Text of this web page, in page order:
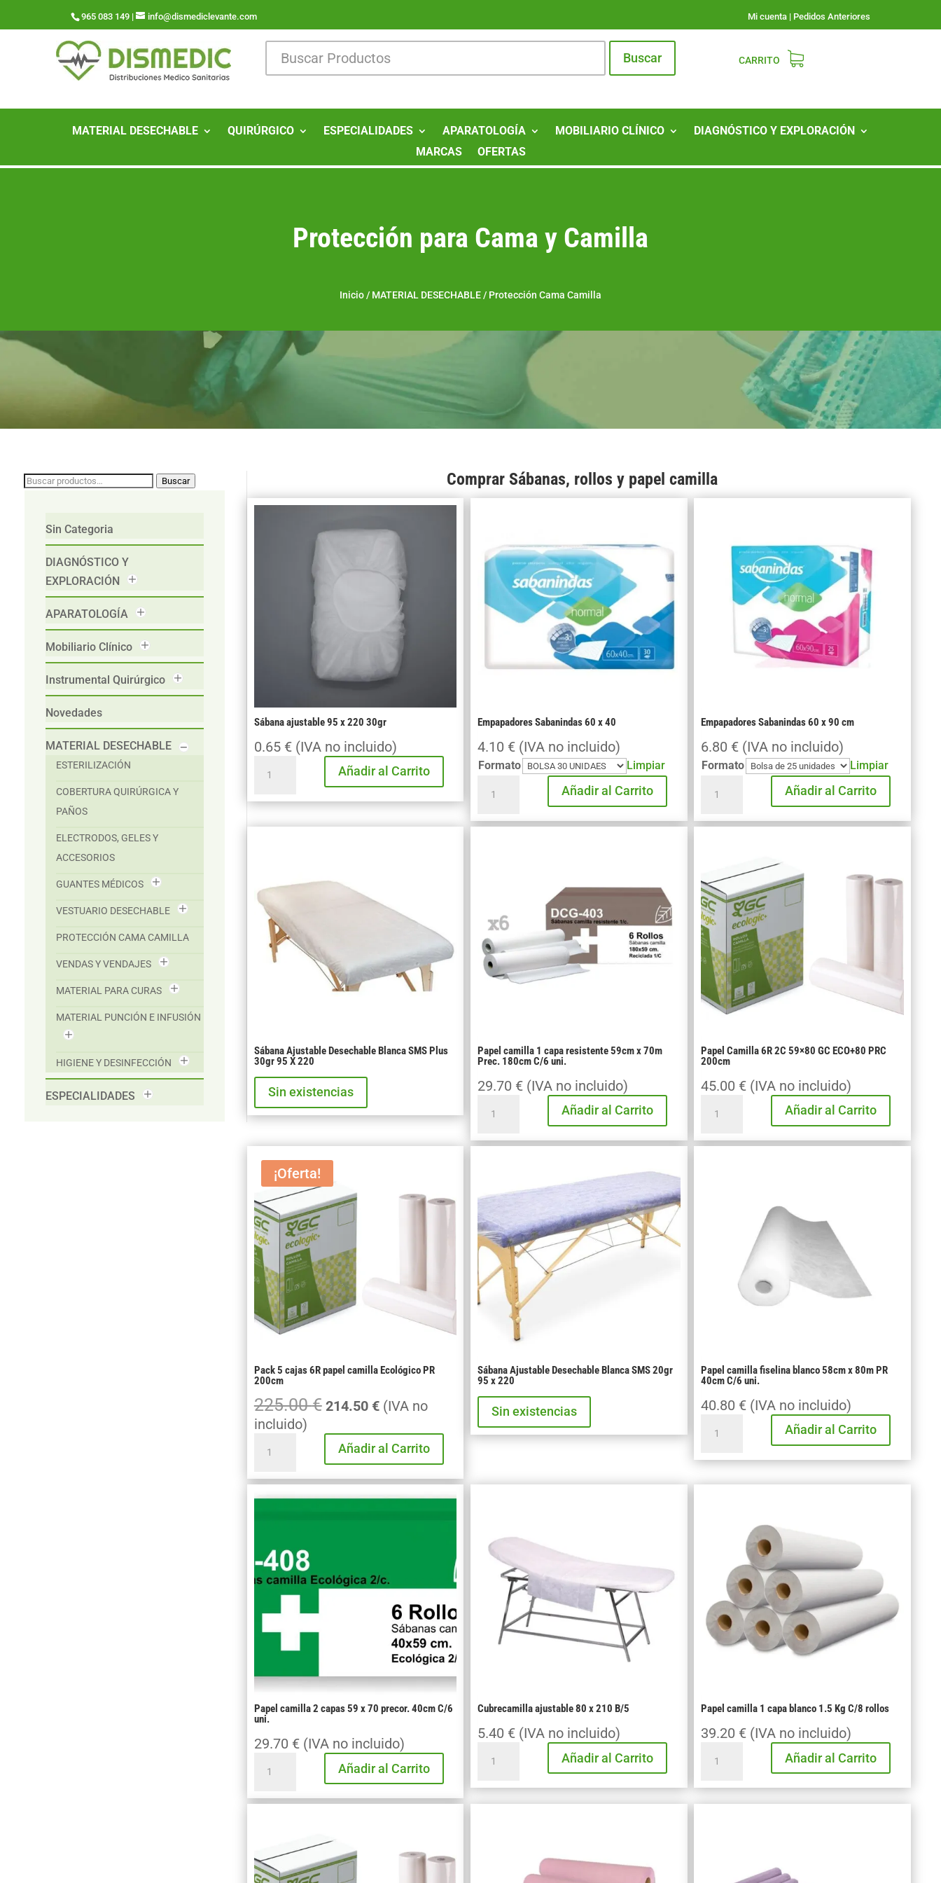
965 083 149 | info@dismediclevante.com Mi cuenta | Pedidos Anteriores
Buscar CARRITO
MATERIAL DESECHABLE QUIRÚRGICO ESPECIALIDADES APARATOLOGÍA MOBILIARIO CLÍNICO
DIAGNÓSTICO Y EXPLORACIÓN
MARCAS
OFERTAS
Protección para Cama y Camilla
Inicio/ MATERIAL DESECHABLE/ Protección Cama Camilla
Buscar
Buscar
Sin Categoria
DIAGNÓSTICO Y
EXPLORACIÓN
APARATOLOGÍA
Mobiliario Clínico
Instrumental Quirúrgico
Novedades
MATERIAL DESECHABLE
ESTERILIZACIÓN
COBERTURA QUIRÚRGICA Y
PAÑOS
ELECTRODOS, GELES Y
ACCESORIOS
GUANTES MÉDICOS
VESTUARIO DESECHABLE
PROTECCIÓN CAMA CAMILLA
VENDAS Y VENDAJES
MATERIAL PARA CURAS
MATERIAL PUNCIÓN E INFUSIÓN
HIGIENE Y DESINFECCIÓN
ESPECIALIDADES
Comprar Sábanas, rollos y papel camilla
Sábana ajustable 95 x 220 30gr
0.65 € (IVA no incluido)
ajustable
95
Añadir al Carrito
Empapadores Sabanindas 60 x 40
4.10 € (IVA no incluido)
Formato
Limpiar
Sabanindas
60
Añadir al Carrito
Empapadores Sabanindas 60 x 90 cm
6.80 € (IVA no incluido)
Formato
Limpiar
Sabanindas
60
cantidad
Añadir al Carrito
Sábana Ajustable Desechable Blanca SMS Plus
30gr 95 X 220
Sin existencias
Papel camilla 1 capa resistente 59cm x 70m
Prec. 180cm C/6 uni.
29.70 € (IVA no incluido)
camilla
1
59cm
x
70m
Prec.
180cm
C/6
uni.
cantidad
Añadir al Carrito
Papel Camilla 6R 2C 59×80 GC ECO+80 PRC
200cm
45.00 € (IVA no incluido)
Camilla
6R
cantidad
Añadir al Carrito
¡Oferta!
Pack 5 cajas 6R papel camilla Ecológico PR
200cm
225.00€ El
original
era:
225.00 €.
214.50 €El
actual
es:
214.50 €.
(IVA no
incluido)
cajas
6R
Ecológico
PR
200cm
Añadir al Carrito
Sábana Ajustable Desechable Blanca SMS 20gr
95 x 220
Sin existencias
Papel camilla fiselina blanco 58cm x 80m PR
40cm C/6 uni.
40.80 € (IVA no incluido)
camilla
fiselina
uni.
cantidad
Añadir al Carrito
Papel camilla 2 capas 59 x 70 precor. 40cm C/6
uni.
29.70 € (IVA no incluido)
camilla
2
70
Añadir al Carrito
Cubrecamilla ajustable 80 x 210 B/5
5.40 € (IVA no incluido)
ajustable
80
x
Añadir al Carrito
Papel camilla 1 capa blanco 1.5 Kg C/8 rollos
39.20 € (IVA no incluido)
camilla
1
capa
Añadir al Carrito